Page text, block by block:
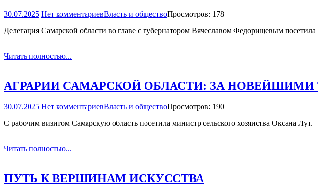
30.07.2025 Нет комментариевВласть и обществоПросмотров: 178
Делегация Самарской области во главе с губернатором Вячеславом Федорищевым
Читать полностью...
АГРАРИИ САМАРСКОЙ ОБЛАСТИ: ЗА
30.07.2025 Нет комментариевВласть и обществоПросмотров: 190
С рабочим визитом Самарскую область посетила министр сельского хозяйства Оксана Лут.
Читать полностью...
ПУТЬ К ВЕРШИНАМ ИСКУССТВА